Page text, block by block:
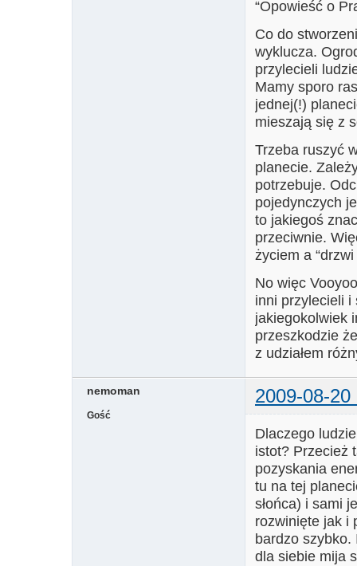
“Opowieść o
Co do
wyklucza.
przylecieli
Mamy sporo
jednej(!)
mieszają się z
Trzeba ruszyć
planecie.
potrzebuje.
pojedynczych
to jakiegoś
przeciwnie.
życiem a
No więc
inni przylecieli i
jakiegokolwiek
przeszkodzie
z udziałem
nemoman 2009-08-20
Gość
Dlaczego
istot? Przecież
pozyskania
tu na tej
słońca) i sami
rozwinięte jak i
bardzo szybko.
dla siebie mija